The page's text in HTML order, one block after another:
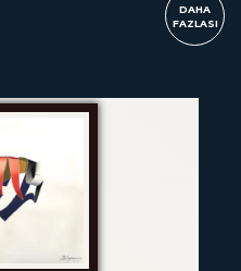
DAHA
FAZLASI